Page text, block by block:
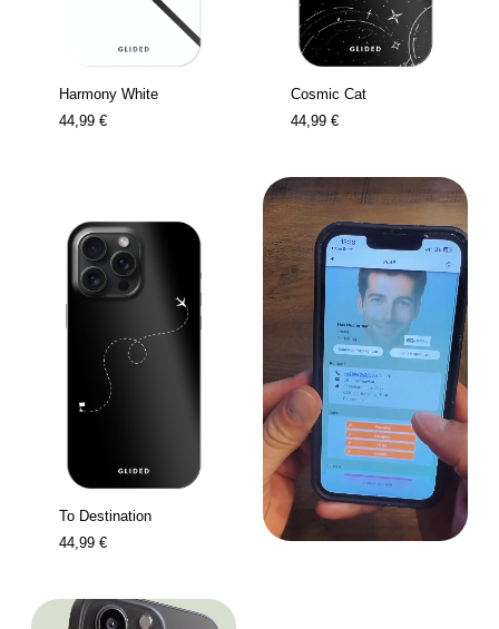
Harmony White
44,99 €
Cosmic Cat
44,99 €
To Destination
44,99 €